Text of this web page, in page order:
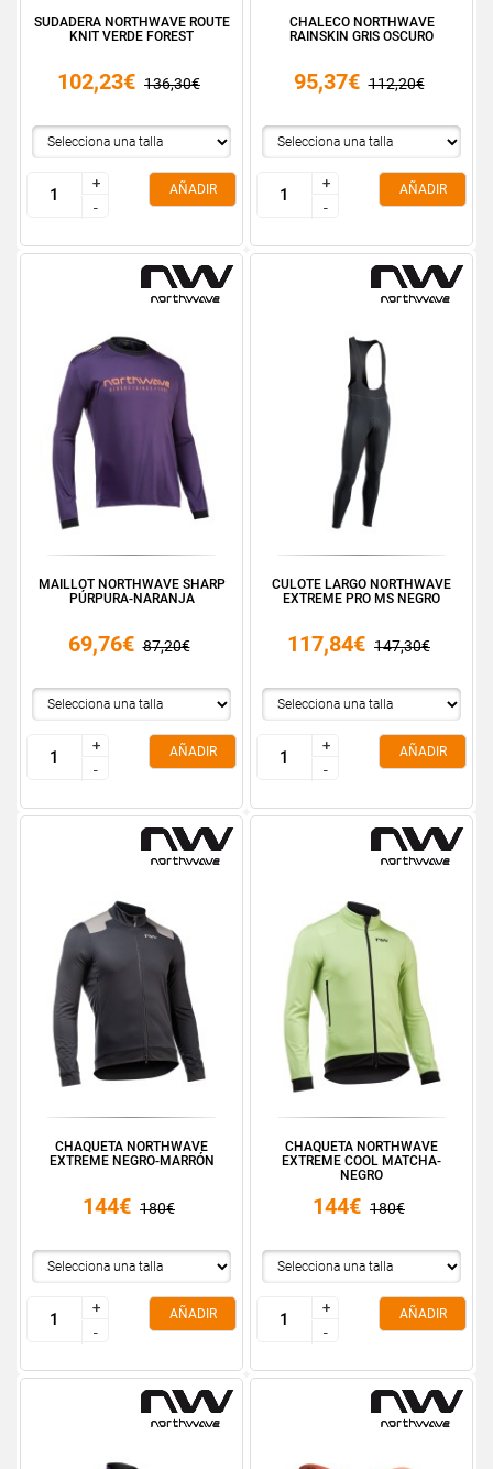
SUDADERA NORTHWAVE ROUTE
KNIT VERDE FOREST
102,23€ 136,30€
+
-
+
-
AÑADIR
CHALECO NORTHWAVE
RAINSKIN GRIS OSCURO
95,37€ 112,20€
+
-
+
-
AÑADIR
MAILLOT NORTHWAVE SHARP
PÚRPURA-NARANJA
69,76€ 87,20€
+
-
+
-
AÑADIR
CULOTE LARGO NORTHWAVE
EXTREME PRO MS NEGRO
117,84€ 147,30€
+
-
+
-
AÑADIR
CHAQUETA NORTHWAVE
EXTREME NEGRO-MARRÓN
144€ 180€
+
-
+
-
AÑADIR
CHAQUETA NORTHWAVE
EXTREME COOL MATCHA-
NEGRO
144€ 180€
+
-
+
-
AÑADIR